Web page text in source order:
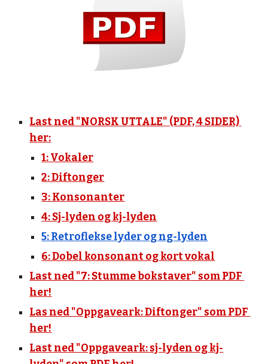
Last ned "NORSK UTTALE" (PDF, 4 SIDER)
her:
1: Vokaler
2: Diftonger
3: Konsonanter
4: Sj-lyden og kj-lyden
5: Retroflekse lyder og ng-lyden
6: Dobel konsonant og kort vokal
Last ned "7: Stumme bokstaver" som PDF
her!
Las ned "Oppgaveark: Diftonger" som PDF
her!
Last ned "Oppgaveark: sj-lyden og kj-